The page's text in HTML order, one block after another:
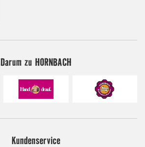
Darum zu HORNBACH
Kundenservice